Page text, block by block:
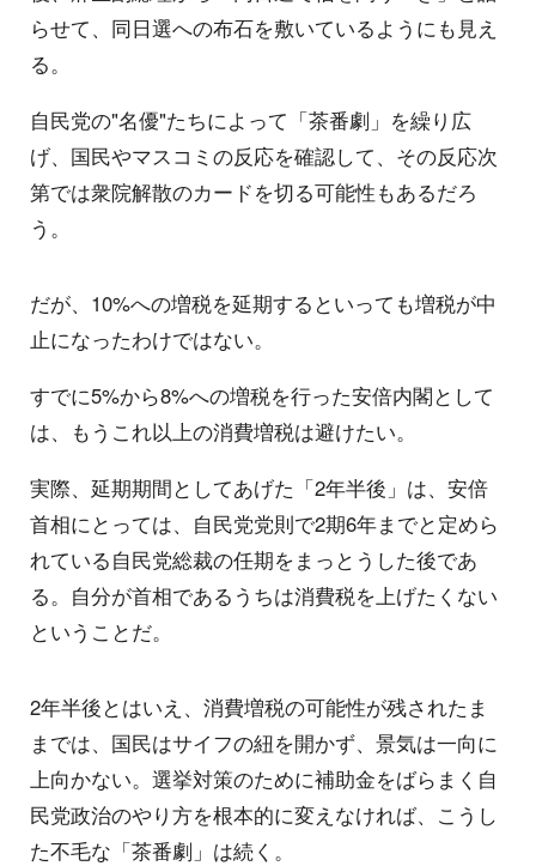
らせて、同日選への布石を敷いているようにも見え
る。
自民党の"名優"たちによって「茶番劇」を繰り広
げ、国民やマスコミの反応を確認して、その反応次
第では衆院解散のカードを切る可能性もあるだろ
う。
だが、10%への増税を延期するといっても増税が中
止になったわけではない。
すでに5%から8%への増税を行った安倍内閣として
は、もうこれ以上の消費増税は避けたい。
実際、延期期間としてあげた「2年半後」は、安倍
首相にとっては、自民党党則で2期6年までと定めら
れている自民党総裁の任期をまっとうした後であ
る。自分が首相であるうちは消費税を上げたくない
ということだ。
2年半後とはいえ、消費増税の可能性が残されたま
までは、国民はサイフの紐を開かず、景気は一向に
上向かない。選挙対策のために補助金をばらまく自
民党政治のやり方を根本的に変えなければ、こうし
た不毛な「茶番劇」は続く。